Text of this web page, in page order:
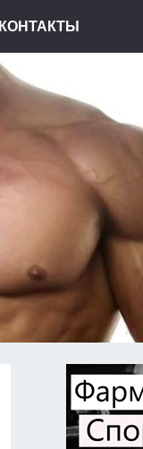
КОНТАКТЫ